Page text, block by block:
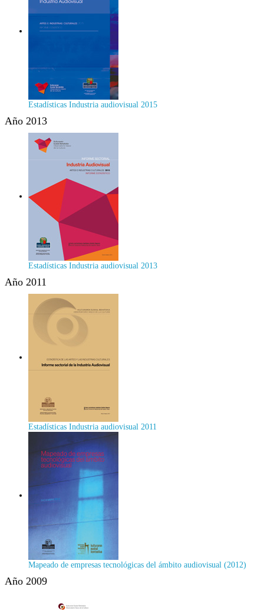
Estadísticas Industria audiovisual 2015
Año 2013
Estadísticas Industria audiovisual 2013
Año 2011
Estadísticas Industria audiovisual 2011
Mapeado de empresas tecnológicas del ámbito audiovisual (2012)
Año 2009